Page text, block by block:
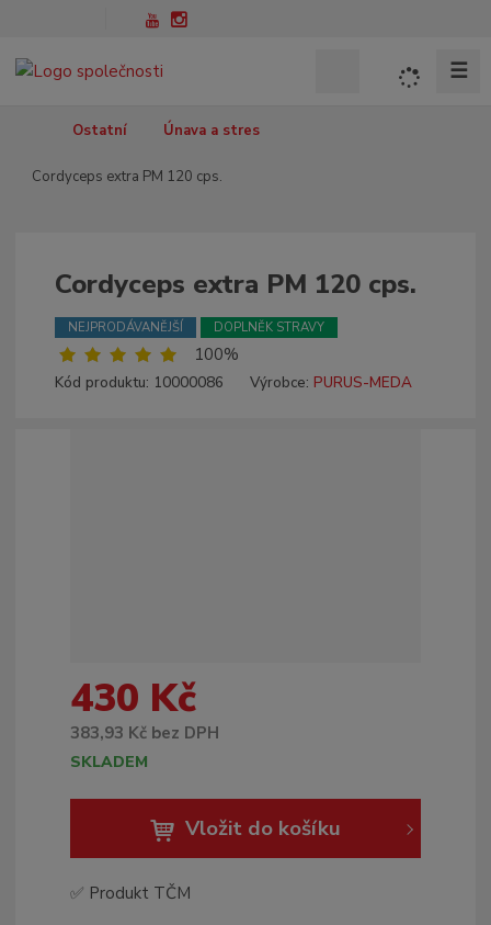
☰
o
Ostatní Únava a stres
Cordyceps extra PM 120 cps.
Cordyceps extra PM 120 cps.
NEJPRODÁVANĚJŠÍ DOPLNĚK STRAVY
100%
Kód produktu: 10000086 Výrobce: PURUS-MEDA
430 Kč
383,93 Kč bez DPH
SKLADEM
Vložit do košíku
✅ Produkt TČM